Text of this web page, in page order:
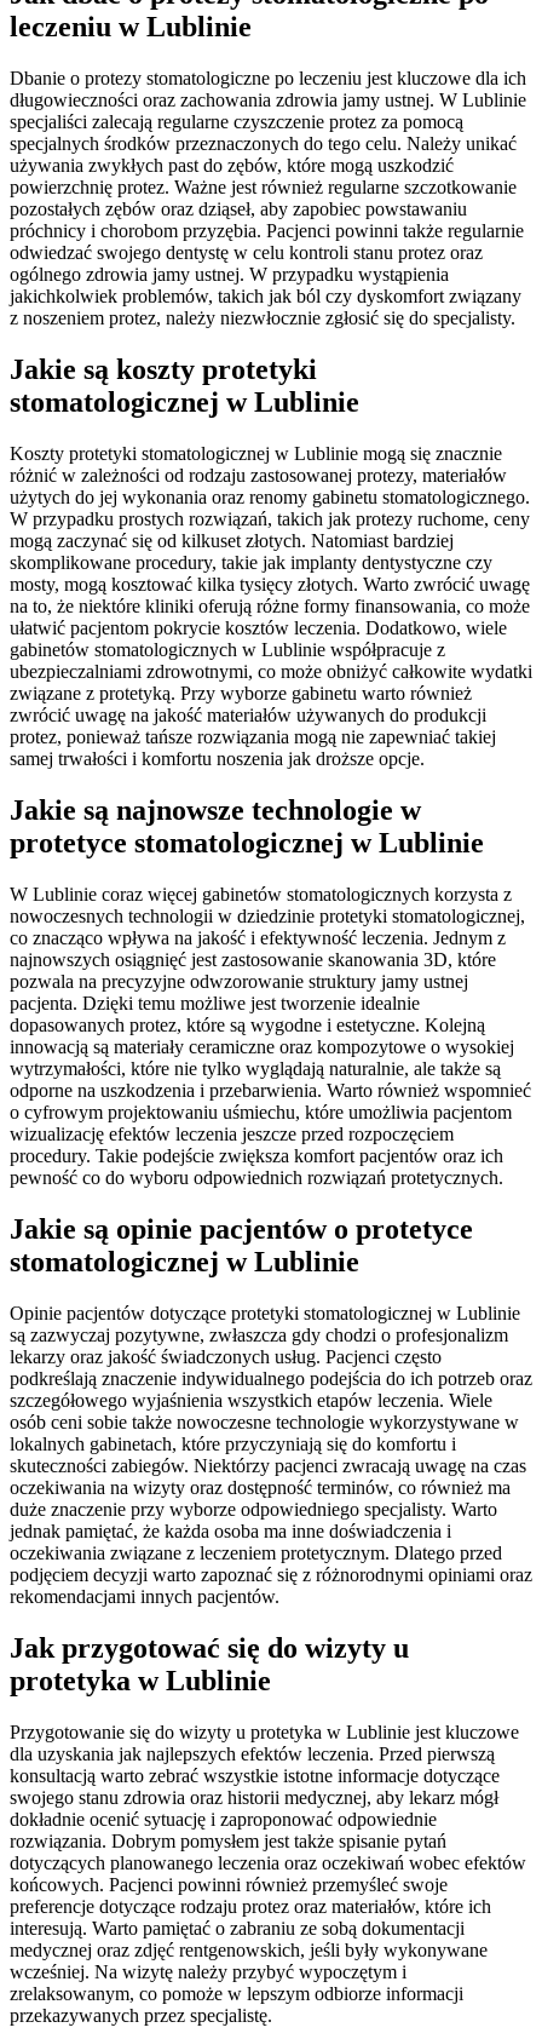
leczeniu w Lublinie
Dbanie o protezy stomatologiczne po leczeniu jest kluczowe dla ich
długowieczności oraz zachowania zdrowia jamy ustnej. W Lublinie
specjaliści zalecają regularne czyszczenie protez za pomocą
specjalnych środków przeznaczonych do tego celu. Należy unikać
używania zwykłych past do zębów, które mogą uszkodzić
powierzchnię protez. Ważne jest również regularne szczotkowanie
pozostałych zębów oraz dziąseł, aby zapobiec powstawaniu
próchnicy i chorobom przyzębia. Pacjenci powinni także regularnie
odwiedzać swojego dentystę w celu kontroli stanu protez oraz
ogólnego zdrowia jamy ustnej. W przypadku wystąpienia
jakichkolwiek problemów, takich jak ból czy dyskomfort związany
z noszeniem protez, należy niezwłocznie zgłosić się do specjalisty.
Jakie są koszty protetyki
stomatologicznej w Lublinie
Koszty protetyki stomatologicznej w Lublinie mogą się znacznie
różnić w zależności od rodzaju zastosowanej protezy, materiałów
użytych do jej wykonania oraz renomy gabinetu stomatologicznego.
W przypadku prostych rozwiązań, takich jak protezy ruchome, ceny
mogą zaczynać się od kilkuset złotych. Natomiast bardziej
skomplikowane procedury, takie jak implanty dentystyczne czy
mosty, mogą kosztować kilka tysięcy złotych. Warto zwrócić uwagę
na to, że niektóre kliniki oferują różne formy finansowania, co może
ułatwić pacjentom pokrycie kosztów leczenia. Dodatkowo, wiele
gabinetów stomatologicznych w Lublinie współpracuje z
ubezpieczalniami zdrowotnymi, co może obniżyć całkowite wydatki
związane z protetyką. Przy wyborze gabinetu warto również
zwrócić uwagę na jakość materiałów używanych do produkcji
protez, ponieważ tańsze rozwiązania mogą nie zapewniać takiej
samej trwałości i komfortu noszenia jak droższe opcje.
Jakie są najnowsze technologie w
protetyce stomatologicznej w Lublinie
W Lublinie coraz więcej gabinetów stomatologicznych korzysta z
nowoczesnych technologii w dziedzinie protetyki stomatologicznej,
co znacząco wpływa na jakość i efektywność leczenia. Jednym z
najnowszych osiągnięć jest zastosowanie skanowania 3D, które
pozwala na precyzyjne odwzorowanie struktury jamy ustnej
pacjenta. Dzięki temu możliwe jest tworzenie idealnie
dopasowanych protez, które są wygodne i estetyczne. Kolejną
innowacją są materiały ceramiczne oraz kompozytowe o wysokiej
wytrzymałości, które nie tylko wyglądają naturalnie, ale także są
odporne na uszkodzenia i przebarwienia. Warto również wspomnieć
o cyfrowym projektowaniu uśmiechu, które umożliwia pacjentom
wizualizację efektów leczenia jeszcze przed rozpoczęciem
procedury. Takie podejście zwiększa komfort pacjentów oraz ich
pewność co do wyboru odpowiednich rozwiązań protetycznych.
Jakie są opinie pacjentów o protetyce
stomatologicznej w Lublinie
Opinie pacjentów dotyczące protetyki stomatologicznej w Lublinie
są zazwyczaj pozytywne, zwłaszcza gdy chodzi o profesjonalizm
lekarzy oraz jakość świadczonych usług. Pacjenci często
podkreślają znaczenie indywidualnego podejścia do ich potrzeb oraz
szczegółowego wyjaśnienia wszystkich etapów leczenia. Wiele
osób ceni sobie także nowoczesne technologie wykorzystywane w
lokalnych gabinetach, które przyczyniają się do komfortu i
skuteczności zabiegów. Niektórzy pacjenci zwracają uwagę na czas
oczekiwania na wizyty oraz dostępność terminów, co również ma
duże znaczenie przy wyborze odpowiedniego specjalisty. Warto
jednak pamiętać, że każda osoba ma inne doświadczenia i
oczekiwania związane z leczeniem protetycznym. Dlatego przed
podjęciem decyzji warto zapoznać się z różnorodnymi opiniami oraz
rekomendacjami innych pacjentów.
Jak przygotować się do wizyty u
protetyka w Lublinie
Przygotowanie się do wizyty u protetyka w Lublinie jest kluczowe
dla uzyskania jak najlepszych efektów leczenia. Przed pierwszą
konsultacją warto zebrać wszystkie istotne informacje dotyczące
swojego stanu zdrowia oraz historii medycznej, aby lekarz mógł
dokładnie ocenić sytuację i zaproponować odpowiednie
rozwiązania. Dobrym pomysłem jest także spisanie pytań
dotyczących planowanego leczenia oraz oczekiwań wobec efektów
końcowych. Pacjenci powinni również przemyśleć swoje
preferencje dotyczące rodzaju protez oraz materiałów, które ich
interesują. Warto pamiętać o zabraniu ze sobą dokumentacji
medycznej oraz zdjęć rentgenowskich, jeśli były wykonywane
wcześniej. Na wizytę należy przybyć wypoczętym i
zrelaksowanym, co pomoże w lepszym odbiorze informacji
przekazywanych przez specjalistę.